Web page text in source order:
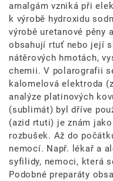
amalgám vzniká při
k výrobě hydroxidu
výrobě uretanové pěny
obsahují rtuť nebo její
nátěrových hmotách,
chemii. V polarografii
kalomelová elektroda
analýze platinových
(sublimát) byl dříve
(azid rtuti) je znám
rozbušek. Až do
nemocí. Např. lékař a
syfilidy, nemoci, která
Podobné preparáty